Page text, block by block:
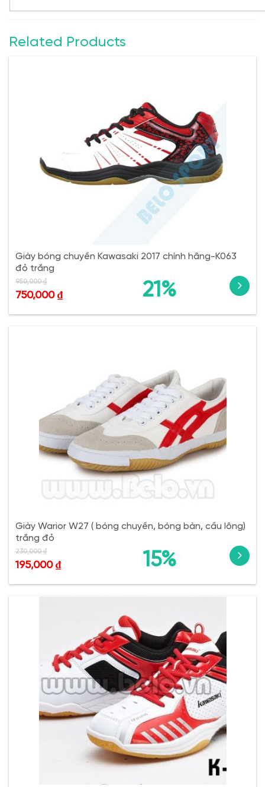
Related Products
Giày bóng chuyền Kawasaki 2017 chính hãng-K063
đỏ trắng
21%
950,000₫
750,000 ₫
Giày Warior W27 ( bóng chuyền, bóng bàn, cầu lông)
trắng đỏ
15%
230,000₫
195,000 ₫